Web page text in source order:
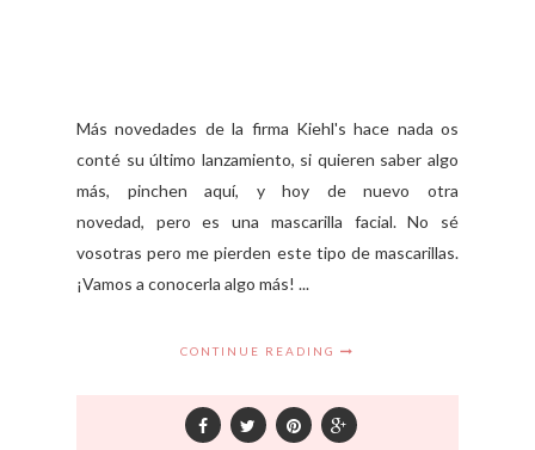
Más novedades de la firma Kiehl's hace nada os
conté su último lanzamiento, si quieren saber algo
más, pinchen aquí, y hoy de nuevo otra
novedad, pero es una mascarilla facial. No sé
vosotras pero me pierden este tipo de mascarillas.
¡Vamos a conocerla algo más! ...
CONTINUE READING